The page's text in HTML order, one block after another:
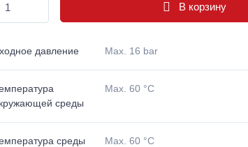
В корзину
давление Max. 16 bar
среды
Max. 60 °C
среды Max. 60 °C